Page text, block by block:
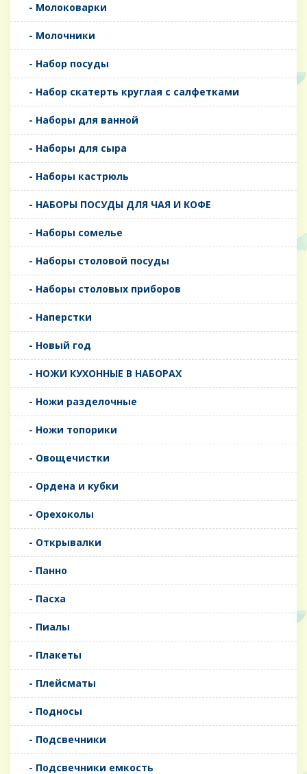
- Молоковарки
- Молочники
- Набор посуды
- Набор скатерть круглая с салфетками
- Наборы для ванной
- Наборы для сыра
- Наборы кастрюль
- НАБОРЫ ПОСУДЫ ДЛЯ ЧАЯ И КОФЕ
- Наборы сомелье
- Наборы столовой посуды
- Наборы столовых приборов
- Наперстки
- Новый год
- НОЖИ КУХОННЫЕ В НАБОРАХ
- Ножи разделочные
- Ножи топорики
- Овощечистки
- Ордена и кубки
- Орехоколы
- Открывалки
- Панно
- Пасха
- Пиалы
- Плакеты
- Плейсматы
- Подносы
- Подсвечники
- Подсвечники емкость